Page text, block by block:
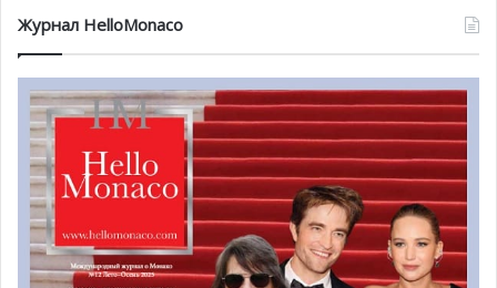
Напомним, что 18-летний Уго Микаллеф входит в список
16 лучших боксеров мира в своей категории. Уго уже
Франции, Казахстана, Болгарии, Германии и Бельгии.
Микаллеф уже выиграл бой против настоящего
чемпиона Европы во время международного турнира, на
котором он также получил золотую медаль, и был
квалифицирован к участию в Чемпионате мира. Во время
этого соревнования Уго прошел два отборочных тура,
но проиграл в 1/8 финала. Ему не хватило лишь одного
Журнал HelloMonaco